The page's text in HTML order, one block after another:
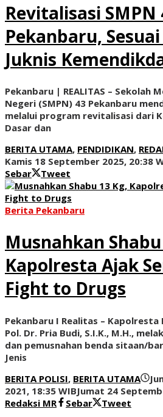
Revitalisasi SMPN
Pekanbaru,
Juknis
Pekanbaru | REALITAS – Sekolah
Negeri (SMPN) 43 Pekanbaru
melalui program revitalisasi dari
Dasar dan
BERITA UTAMA, PENDIDIKAN,
Kamis 18 September 2025, 20:38
Sebar
Tweet
Berita Pekanbaru
Musnahkan
Kapolresta Ajak
Fight to Drugs
Pekanbaru I Realitas – Kapolresta
Pol. Dr. Pria Budi, S.I.K., M.H.,
dan pemusnahan benda sitaan/
Jenis
BERITA POLISI, BERITA UTAMA
2021, 18:35 WIBJumat 24
Redaksi MR
Sebar
Tweet